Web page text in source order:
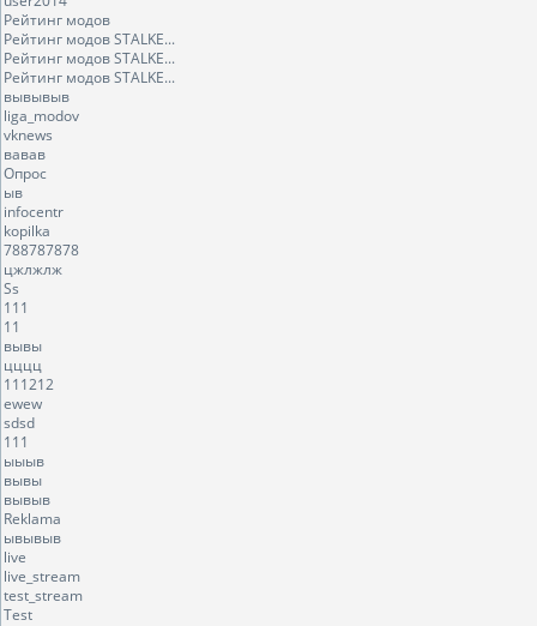
Рейтинг модов
Рейтинг модов STALKE...
Рейтинг модов STALKE...
Рейтинг модов STALKE...
вывывыв
liga_modov
vknews
вавав
Опрос
ыв
infocentr
kopilka
788787878
цжлжлж
Ss
111
11
вывы
цццц
111212
ewew
sdsd
111
ыыыв
вывы
вывыв
Reklama
ывывыв
live
live_stream
test_stream
Test